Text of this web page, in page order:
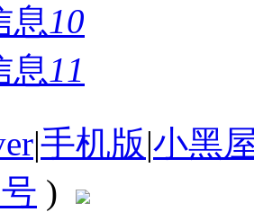
息 10
息 11
|手机版|小黑
)